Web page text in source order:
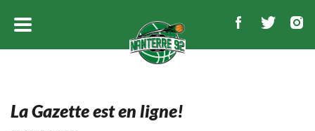
La Gazette est en ligne!